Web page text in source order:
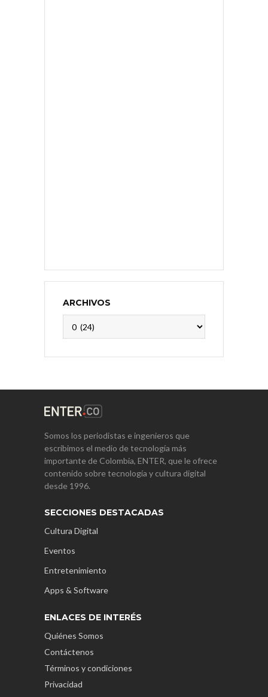
ARCHIVOS
Somos los periodistas e ingenieros que
escribimos el medio de tecnología más
importante de Colombia, ENTER, que le ofrece
contenido sobre tecnología y cultura digital
desde 1996.
SECCIONES DESTACADAS
Cultura Digital
Eventos
Entretenimiento
Apps & Software
ENLACES DE INTERÉS
Quiénes Somos
Contáctenos
Términos y condiciones
Privacidad